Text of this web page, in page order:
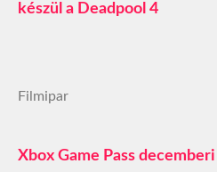
készül a Deadpool 4
Filmipar
Xbox Game Pass